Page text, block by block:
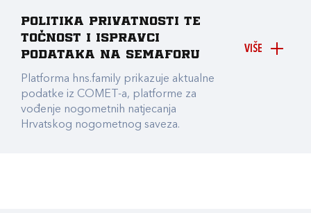
VIŠE
Politika privatnosti te
točnost i ispravci
podataka na Semaforu
Platforma hns.family prikazuje aktualne
podatke iz COMET-a, platforme za
vođenje nogometnih natjecanja
Hrvatskog nogometnog saveza.